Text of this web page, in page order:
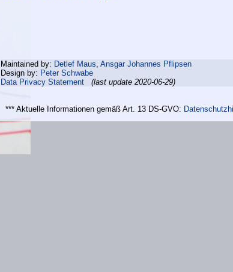
Maintained by: Detlef Maus Ansgar Johannes Pflipsen
Design by: Peter Schwabe
Data Privacy Statement
(last update 2020-06-29)
*** Aktuelle Informationen gemäß Art. 13 DS-GVO: